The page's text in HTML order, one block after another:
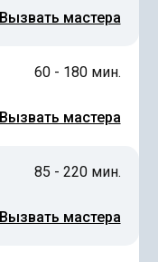
Вызвать мастера
60 - 180 мин.
Вызвать мастера
85 - 220 мин.
Вызвать мастера